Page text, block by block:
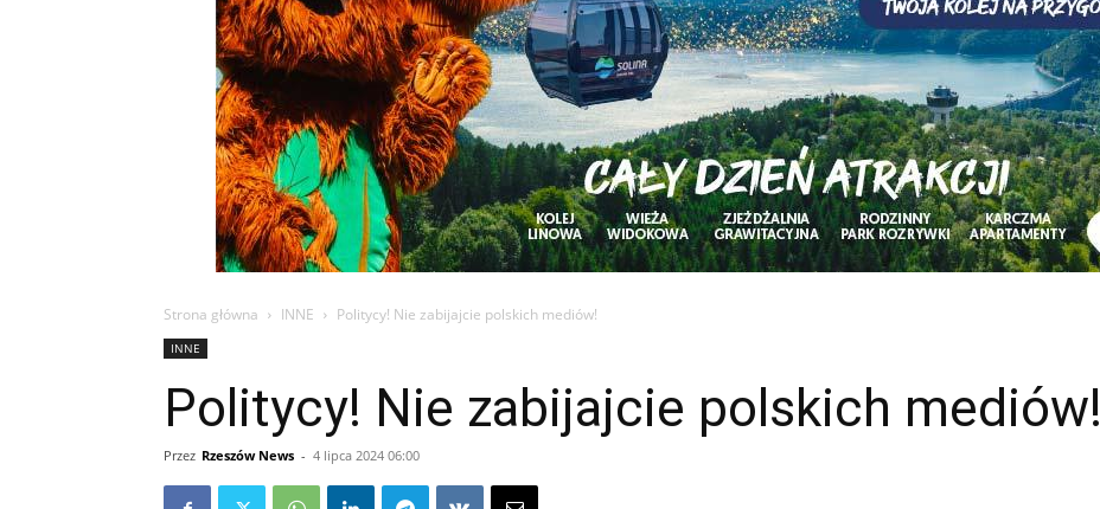
Strona główna INNE Politycy! Nie zabijajcie polskich mediów!
INNE
Politycy! Nie zabijajcie polskich mediów!
Przez Rzeszów News - 4 lipca 2024 06:00